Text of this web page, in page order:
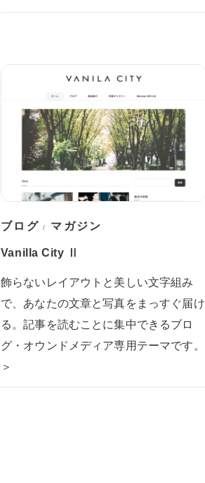
ブログ / マガジン
Vanilla City Ⅱ
飾らないレイアウトと美しい文字組み
で、あなたの文章と写真をまっすぐ届け
る。記事を読むことに集中できるブロ
グ・オウンドメディア専用テーマです。
＞